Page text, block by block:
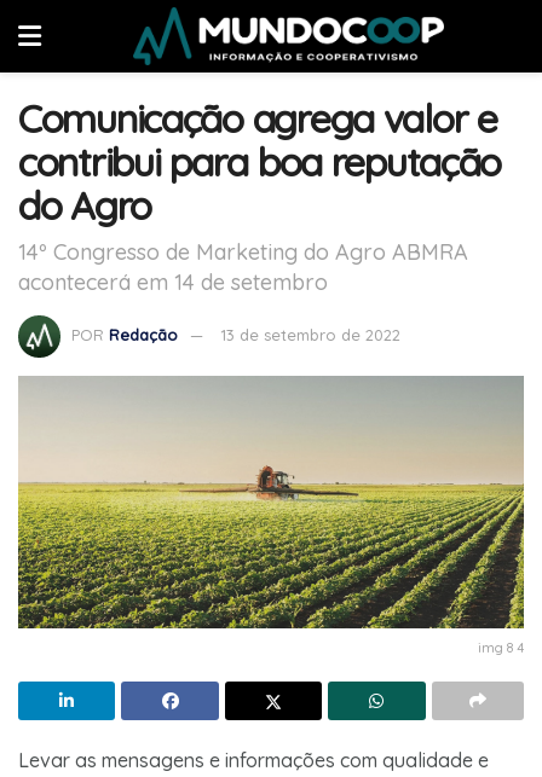
Comunicação agrega valor e
contribui para boa reputação
do Agro
14º Congresso de Marketing do Agro ABMRA
acontecerá em 14 de setembro
POR Redação 13 de setembro de 2022
img 8 4
Levar as mensagens e informações com qualidade e